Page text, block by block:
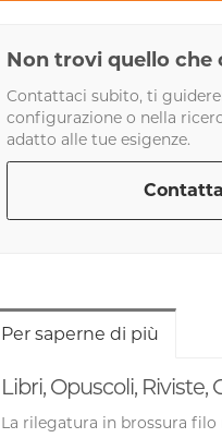
Non trovi quello che
Contattaci subito, ti
configurazione o nella
adatto alle tue esigenze.
Per saperne di più
Libri, Opuscoli,
La rilegatura in brossura filo